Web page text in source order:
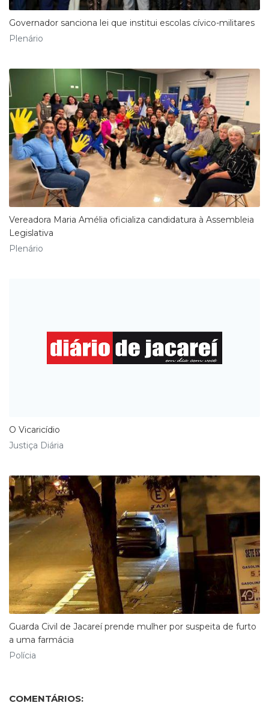
Governador sanciona lei que institui escolas cívico-militares
Plenário
Vereadora Maria Amélia oficializa candidatura à Assembleia
Legislativa
Plenário
O Vicaricídio
Justiça Diária
Guarda Civil de Jacareí prende mulher por suspeita de furto
a uma farmácia
Polícia
COMENTÁRIOS: